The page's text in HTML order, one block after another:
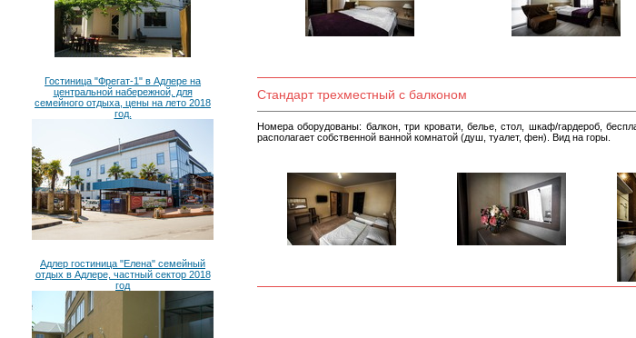
Гостиница "Фрегат-1" в Адлере на
центральной набережной, для
семейного отдыха, цены на лето 2018
год.
Адлер гостиница "Елена" семейный
отдых в Адлере, частный сектор 2018
год
Стандарт трехместный с балконом
Номера оборудованы: балкон, три кровати, белье, стол, шкаф/гардероб,
располагает собственной ванной комнатой (душ, туалет, фен). Вид на горы.